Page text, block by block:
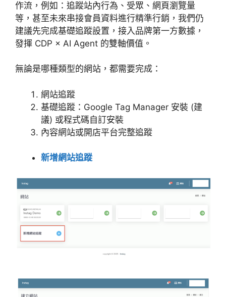
作流，例如：追蹤站內行為、受眾、網頁瀏覽量
等，甚至未來串接會員資料進行精準行銷，我們仍
建議先完成基礎追蹤設置，接入品牌第一方數據，
發揮 CDP × AI Agent 的雙軸價值。
無論是哪種類型的網站，都需要完成：
網站追蹤
基礎追蹤：Google Tag Manager 安裝 (建
議) 或程式碼自訂安裝
內容網站或開店平台完整追蹤
新增網站追蹤